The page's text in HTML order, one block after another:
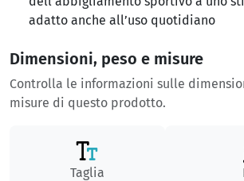
adatto anche all’uso quotidiano
Dimensioni, peso e misure
Controlla le informazioni sulle
misure di questo prodotto.
Taglia